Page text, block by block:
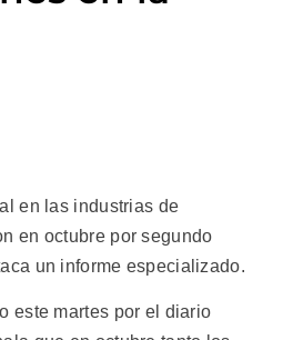
en las industrias de
en octubre por segundo
un informe especializado.
este martes por el diario